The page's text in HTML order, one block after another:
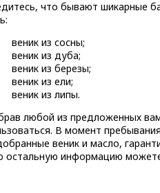
что бывают шикарные
веник из сосны;
веник из дуба;
веник из березы;
веник из ели;
веник из липы.
любой из предложенных
В момент
веник и масло,
остальную информацию